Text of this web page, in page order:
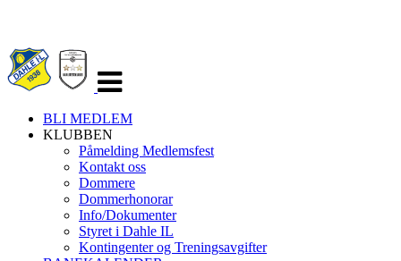
navigasjon
BLI MEDLEM
KLUBBEN
Påmelding Medlemsfest
Kontakt oss
Dommere
Dommerhonorar
Info/Dokumenter
Styret i Dahle IL
Kontingenter og Treningsavgifter